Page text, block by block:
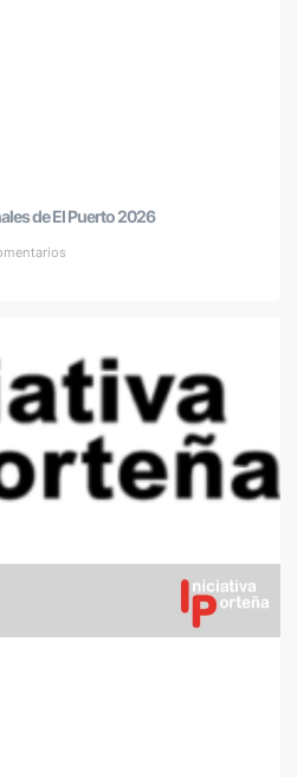
de El Puerto 2026